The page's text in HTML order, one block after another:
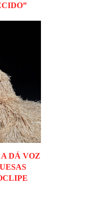
DÁ VOZ